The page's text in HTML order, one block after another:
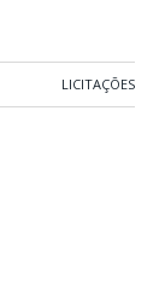
LICITAÇÕES